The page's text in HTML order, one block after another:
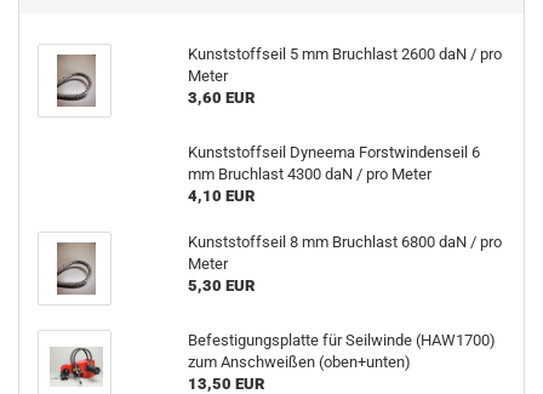
Kunststoffseil 5 mm Bruchlast 2600 daN / pro
Meter
3,60 EUR
Kunststoffseil Dyneema Forstwindenseil 6
mm Bruchlast 4300 daN / pro Meter
4,10 EUR
Kunststoffseil 8 mm Bruchlast 6800 daN / pro
Meter
5,30 EUR
Befestigungsplatte für Seilwinde (HAW1700)
zum Anschweißen (oben+unten)
13,50 EUR